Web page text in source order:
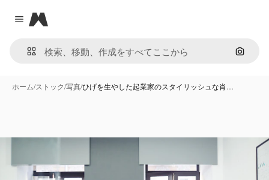
Close menu
Magnific
画像で
ホーム/ストック/写真/ひげを生やした起業家のスタイリッシュな肖…